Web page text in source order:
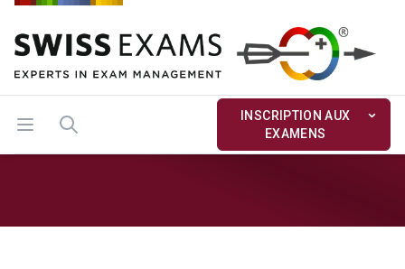
ouvrir le menu
Recherche
INSCRIPTION AUX
EXAMENS